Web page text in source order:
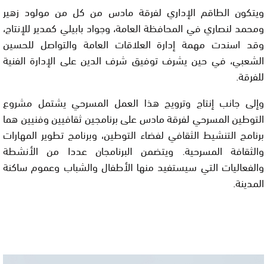
ويتكون الطاقم الإداري لفرقة مادس من كل من مولود زهير
ومحمد لنصاري في المحافظة العامة، وجواد بابيلي كمدير للإنتاج،
وقد اسندت مهمة إدارة العلاقات العامة والتواصل للحسين
الشعبي، في حين يشرف توفيق شرف الدين على الإدارة الفنية
للفرقة.
وإلى جانب إنتاج وترويج هذا العمل المسرحي يشتمل مشروع
التوطين المسرحي لفرقة مادس على برنامجين ثقافيين وفنيين هما
برنامج التنشيط الثقافي لفضاء التوطين، وبرنامج تطوير المهارات
والثقافة المسرحية. ويتضمن البرنامجان عددا من الأنشطة
والفعاليات التي سيستفيد منها الأطفال والشباب وعموم ساكنة
المدينة.